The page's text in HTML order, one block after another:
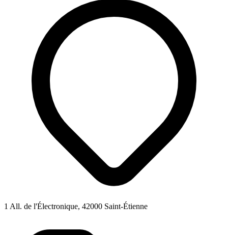
1 All. de l'Électronique, 42000 Saint-Étienne